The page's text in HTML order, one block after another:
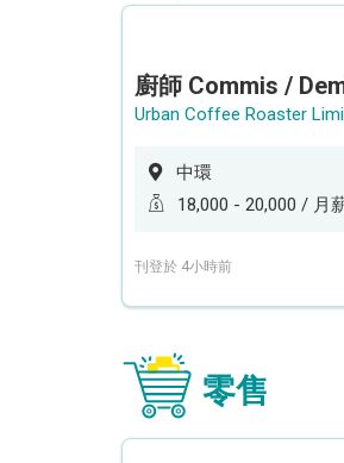
Urban Coffee Roaster
中環
18,000 - 20,000 / 月
刊登於 4小時前
零售